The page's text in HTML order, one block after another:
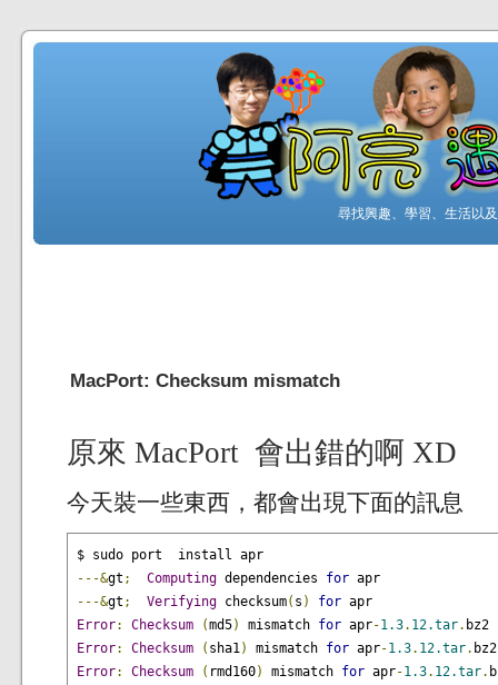
尋找興趣、學習、生活以
MacPort: Checksum mismatch
原來 MacPort 會出錯的啊 XD
今天裝一些東西，都會出現下面的訊息
---&gt ; Computing dependencies for
---&gt ; Verifying checksum( s ) for
Error: Checksum (md5) mismatch for apr-1.3. 12.tar.
Error: Checksum ( sha1 ) mismatch for apr-1.3. 12.tar.
Error: Checksum ( rmd160) mismatch for apr-1.3. 12.tar.